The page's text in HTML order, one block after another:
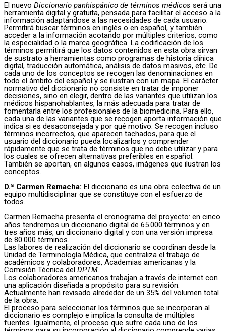
El nuevo Diccionario panhispánico de términos médicos será una
herramienta digital y gratuita, pensada para facilitar el acceso a la
información adaptándose a las necesidades de cada usuario.
Permitirá buscar términos en inglés o en español, y también
acceder a la información acotando por múltiples criterios, como
la especialidad o la marca geográfica. La codificación de los
términos permitirá que los datos contenidos en esta obra sirvan
de sustrato a herramientas como programas de historia clínica
digital, traducción automática, análisis de datos masivos, etc. De
cada uno de los conceptos se recogen las denominaciones en
todo el ámbito del español y se ilustran con un mapa. El carácter
normativo del diccionario no consiste en tratar de imponer
decisiones, sino en elegir, dentro de las variantes que utilizan los
médicos hispanohablantes, la más adecuada para tratar de
fomentarla entre los profesionales de la biomedicina. Para ello,
cada una de las variantes que se recogen aporta información que
indica si es desaconsejada y por qué motivo. Se recogen incluso
términos incorrectos, que aparecen tachados, para que el
usuario del diccionario pueda localizarlos y comprender
rápidamente que se trata de términos que no debe utilizar y para
los cuales se ofrecen alternativas preferibles en español.
También se aportan, en algunos casos, imágenes que ilustran los
conceptos.
D.ª Carmen Remacha: El diccionario es una obra colectiva de un
equipo multidisciplinar que se constituye con el esfuerzo de
todos.
Carmen Remacha presenta el cronograma del proyecto: en cinco
años tendremos un diccionario digital de 65.000 términos y en
tres años más, un diccionario digital y con una versión impresa
de 80.000 términos.
Las labores de realización del diccionario se coordinan desde la
Unidad de Terminología Médica, que centraliza el trabajo de
académicos y colaboradores, Academias americanas y la
Comisión Técnica del DPTM.
Los colaboradores americanos trabajan a través de internet con
una aplicación diseñada a propósito para su revisión.
Actualmente han revisado alrededor de un 35% del volumen total
de la obra.
El proceso para seleccionar los términos que se incorporan al
diccionario es complejo e implica la consulta de múltiples
fuentes. Igualmente, el proceso que sufre cada uno de los